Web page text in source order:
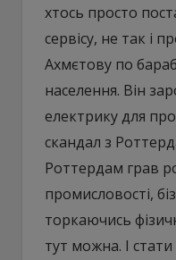
хтось просто
сервісу, не так і
Ахмєтову по
населення. Він
електрику для
скандал з
Роттердам грав
промисловості,
торкаючись
тут можна. І